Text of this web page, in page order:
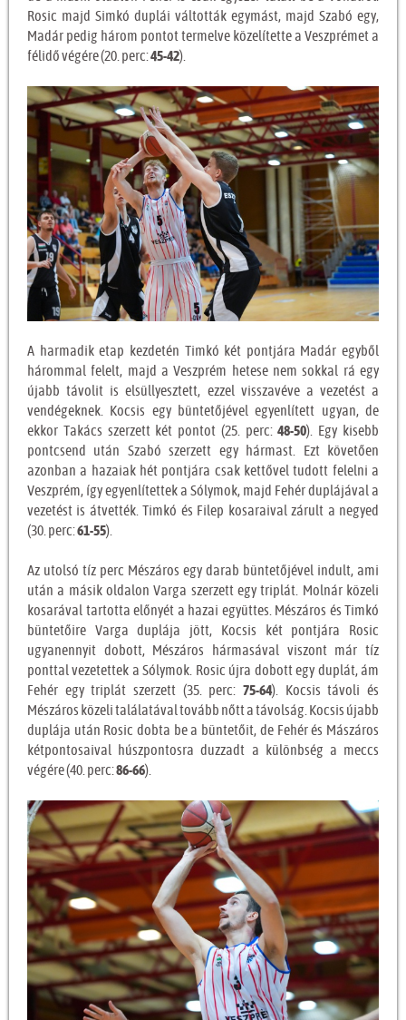
Rosic majd Simkó duplái váltották egymást, majd Szabó egy,
Madár pedig három pontot termelve közelítette a Veszprémet a
félidő végére (20. perc:45-42).
A harmadik etap kezdetén Timkó két pontjára Madár egyből
hárommal felelt, majd a Veszprém hetese nem sokkal rá egy
újabb távolit is elsüllyesztett, ezzel visszavéve a vezetést a
vendégeknek. Kocsis egy büntetőjével egyenlített ugyan, de
ekkor Takács szerzett két pontot (25. perc:48-50). Egy kisebb
pontcsend után Szabó szerzett egy hármast. Ezt követően
azonban a hazaiak hét pontjára csak kettővel tudott felelni a
Veszprém, így egyenlítettek a Sólymok, majd Fehér duplájával a
vezetést is átvették. Timkó és Filep kosaraival zárult a negyed
(30. perc:61-55).
Az utolsó tíz perc Mészáros egy darab büntetőjével indult, ami
után a másik oldalon Varga szerzett egy triplát. Molnár közeli
kosarával tartotta előnyét a hazai együttes. Mészáros és Timkó
büntetőire Varga duplája jött, Kocsis két pontjára Rosic
ugyanennyit dobott, Mészáros hármasával viszont már tíz
ponttal vezetettek a Sólymok. Rosic újra dobott egy duplát, ám
Fehér egy triplát szerzett (35. perc: 75-64). Kocsis távoli és
Mészáros közeli találatával tovább nőtt a távolság. Kocsis újabb
duplája után Rosic dobta be a büntetőit, de Fehér és Mászáros
kétpontosaival húszpontosra duzzadt a különbség a meccs
végére (40. perc:86-66).